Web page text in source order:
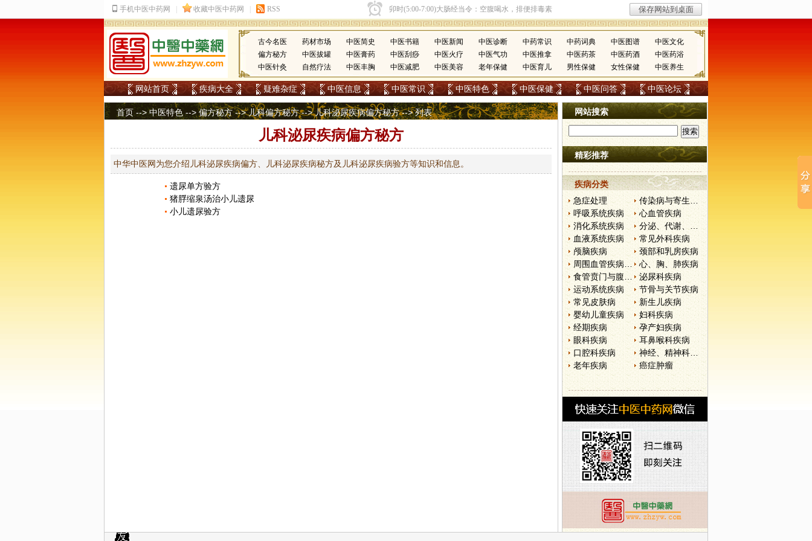
古今名医 药材市场 中医简史 中医书籍 中医新闻 中医诊断 中药常识 中药词典 中医图谱
中医文化
偏方秘方
中医拔罐 中医膏药 中医刮痧 中医火疗 中医气功 中医推拿 中医药茶 中医药酒
中医药浴
中医针灸
自然疗法 中医丰胸 中医减肥 中医美容 老年保健 中医育儿 男性保健 女性保健 中医养生
网站首页 疾病大全 疑难杂症 中医信息 中医常识 中医特色 中医保健 中医问答 中医论坛
首页 -->中医特色 -->偏方秘方-->儿科偏方秘方-->儿科泌尿疾病偏方秘方-->列表
儿科泌尿疾病偏方秘方
中华中医网为您介绍儿科泌尿疾病偏方、儿科泌尿疾病秘方及儿科泌尿疾病验方等知识和信息。
遗尿单方验方
猪脬缩泉汤治小儿遗尿
小儿遗尿验方
网站搜索
精彩推荐
疾病分类
急症处理
传染病与寄生虫病
呼吸系统疾病
心血管疾病
消化系统疾病
分泌、代谢、营养和肾脏疾病
血液系统疾病
常见外科疾病
颅脑疾病
颈部和乳房疾病
周围血管疾病和淋巴管疾病
心、胸、肺疾病
食管贲门与腹部疾病
泌尿科疾病
运动系统疾病
节骨与关节疾病
常见皮肤病
新生儿疾病
婴幼儿童疾病
妇科疾病
经期疾病
孕产妇疾病
眼科疾病
耳鼻喉科疾病
口腔科疾病
神经、精神科疾病
老年疾病
癌症肿瘤